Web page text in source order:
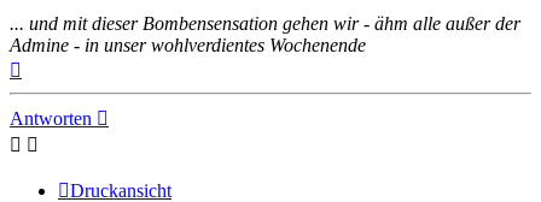
... und mit dieser Bombensensation gehen wir - ähm alle außer der
Admine - in unser wohlverdientes Wochenende
Antworten
Druckansicht